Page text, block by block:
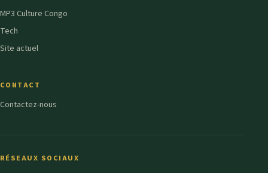
MP3 Culture Congo
Tech
Site actuel
CONTACT
Contactez-nous
RÉSEAUX SOCIAUX